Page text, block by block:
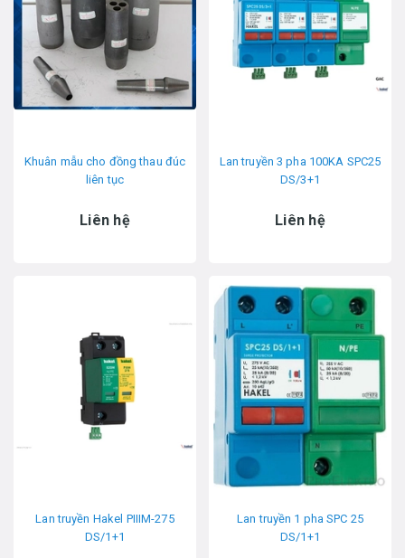
Khuân mẫu cho đồng thau đúc
liên tục
Liên hệ
Lan truyền 3 pha 100KA SPC25
DS/3+1
Liên hệ
Lan truyền Hakel PIIIM-275
DS/1+1
Lan truyền 1 pha SPC 25
DS/1+1